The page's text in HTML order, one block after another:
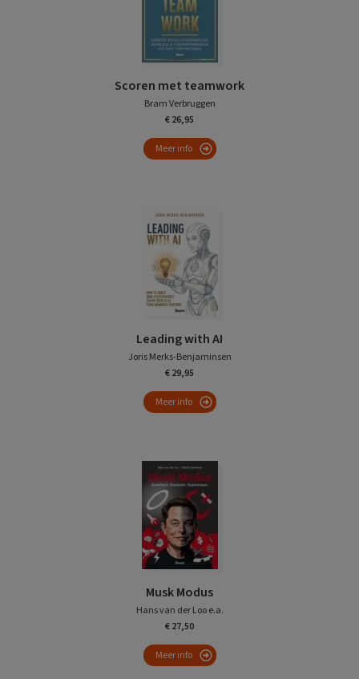
Scoren met teamwork
Bram Verbruggen
€ 26,95
Meer info
Leading with AI
Joris Merks-Benjaminsen
€ 29,95
Meer info
Musk Modus
Hans van der Loo e.a.
€ 27,50
Meer info